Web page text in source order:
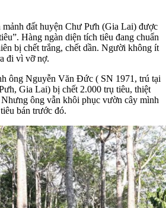
mảnh đất huyện Chư Pưh (Gia Lai) được
Hàng ngàn diện tích tiêu đang chuẩn
bị chết trắng, chết dần. Người không ít
đi vì vỡ nợ.
ông Nguyễn Văn Đức ( SN 1971, trú tại
Gia Lai) bị chết 2.000 trụ tiêu, thiệt
ông vẫn khôi phục vườn cây mình
bán trước đó.